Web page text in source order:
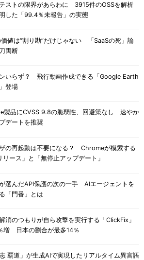
ストの限界があらわに 3915件のOSSを解析
した「99.4％未報告」の実態
価値は“割り勘”だけじゃない 「SaaSの死」論
両断
いらず？ 飛行動画作成できる「Google Earth
登場
製品にCVSS 9.8の脆弱性、回避策なし 速やか
デートを推奨
の再起動は不要になる？ Chromeが模索する
リース」と「無停止アップデート」
選んだAPI保護の次の一手 AIエージェントを
「門番」とは
消のつもりが自ら攻撃を実行する「ClickFix」
増 日本の割合が最多14％
志 覇道」が生成AIで実現したリアルタイム異言語